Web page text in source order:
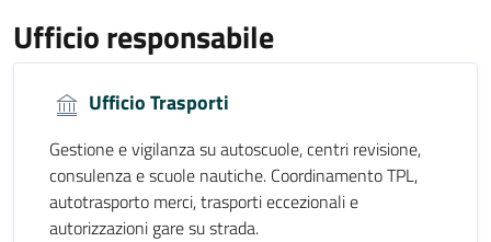
Ufficio responsabile
Ufficio Trasporti
Gestione e vigilanza su autoscuole, centri revisione,
consulenza e scuole nautiche. Coordinamento TPL,
autotrasporto merci, trasporti eccezionali e
autorizzazioni gare su strada.